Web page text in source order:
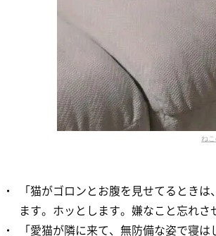
ね
「猫がゴロンとお腹を見せてるとき
ます。ホッとします。嫌なこと忘れさ
「愛猫が隣に来て、無防備な姿で寝